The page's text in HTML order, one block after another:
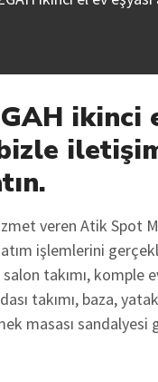
ikinci
veren Atik Spot
işlemlerini
takımı, komple
takımı, baza,
masası sandalyesi